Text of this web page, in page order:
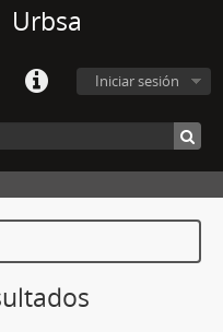
Urbsa
Iniciar sesión